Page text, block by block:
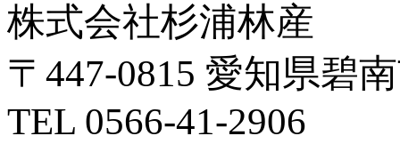
株式会社杉浦林産
〒447-0815 愛知県碧
TEL 0566-41-2906